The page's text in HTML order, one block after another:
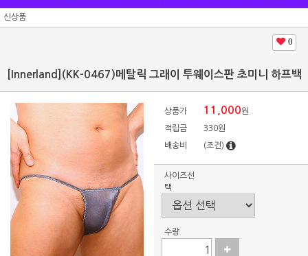
신상품
0
[Innerland](KK-0467)메탈릭 그래이 투웨이스판 초미니 하프백
상품가 11,000원
적립금 330원
배송비 (조건)
사이즈선
택
수량